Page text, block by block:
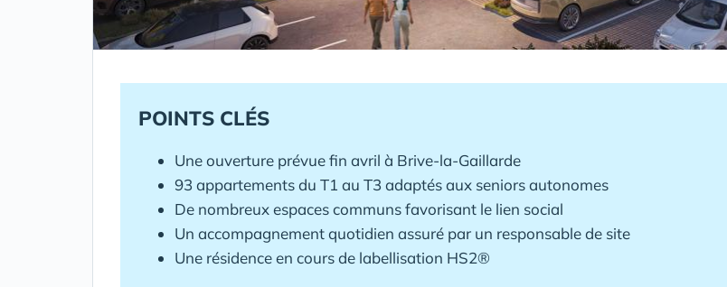
POINTS CLÉS
Une ouverture prévue fin avril à Brive-la-Gaillarde
93 appartements du T1 au T3 adaptés aux seniors autonomes
De nombreux espaces communs favorisant le lien social
Un accompagnement quotidien assuré par un responsable de site
Une résidence en cours de labellisation HS2®